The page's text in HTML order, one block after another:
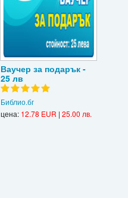
Ваучер за подарък -
25 лв
Библио.бг
цена: 12.78 EUR | 25.00 лв.